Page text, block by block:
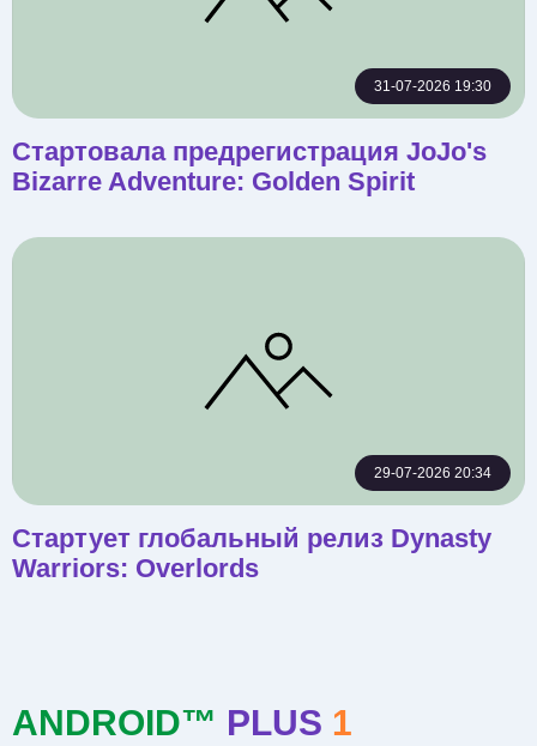
31-07-2026 19:30
Стартовала предрегистрация JoJo's
Bizarre Adventure: Golden Spirit
29-07-2026 20:34
Стартует глобальный релиз Dynasty
Warriors: Overlords
ANDROID™ PLUS 1